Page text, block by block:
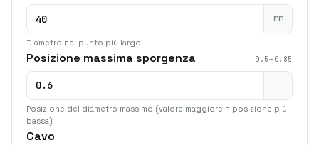
mm
Diametro nel punto più largo
Posizione massima sporgenza 0.5–0.85
Posizione del diametro massimo (valore maggiore = posizione più
bassa)
Cavo